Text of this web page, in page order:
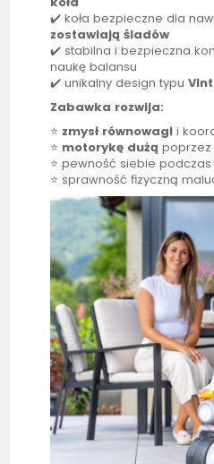
✔️ koła bezpieczne dla
zostawiają śladów
✔️ stabilna i bezpieczna
naukę balansu
✔️ unikalny design typu
Zabawka rozwija:
⭐ zmysł równowagi i
⭐ motorykę dużą poprzez
⭐ pewność siebie
⭐ sprawność fizyczną